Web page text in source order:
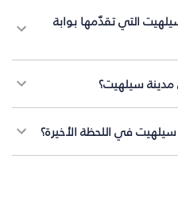
التي تقدّمها بوابة
سيلهيت؟
في اللحظة الأخيرة؟